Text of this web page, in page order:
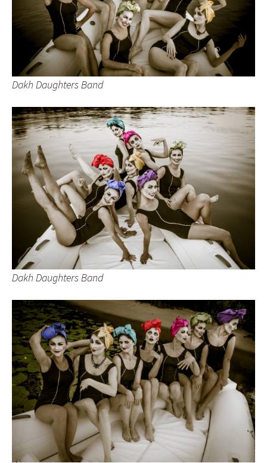
Dakh Daughters Band
Dakh Daughters Band